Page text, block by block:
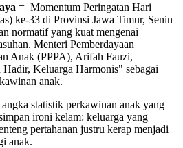
= Momentum Peringatan Hari
ke-33 di Provinsi Jawa Timur, Senin
normatif yang kuat mengenai
Menteri Pemberdayaan
Anak (PPPA), Arifah Fauzi,
Keluarga Harmonis" sebagai
anak.
statistik perkawinan anak yang
ironi kelam: keluarga yang
pertahanan justru kerap menjadi
anak.